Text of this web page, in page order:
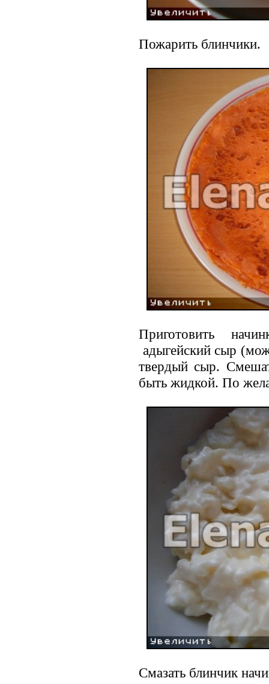
Пожарить блинчики.
Приготовить
адыгейский сыр
твердый сыр.
быть жидкой. По
Смазать блинчик